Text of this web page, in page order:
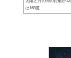
は168度